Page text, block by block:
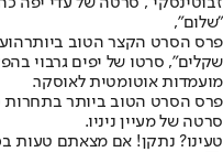
"שלום",
פרס הסרט הקצר הטוב ביותר
שקלים", סרטו של יפים גרבוי
מועמדות אוטומטית לאוסקר.
פרס הסרט הטוב ביותר בתחרות
סרטה של מעיין ניניו.
טעינו? נתקן! אם מצאתם טעות